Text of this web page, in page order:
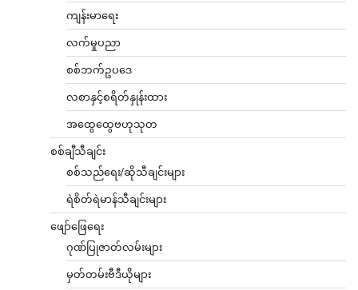
ကျန်းမာရေး
လက်မှုပညာ
စစ်ဘက်ဥပဒေ
လစာနှင့်စရိတ်နှုန်းထား
အထွေထွေဗဟုသုတ
စစ်ချီသီချင်း
စစ်သည်ရေး/ဆိုသီချင်းများ
ရဲစိတ်ရဲမာန်သီချင်းများ
ဖျော်ဖြေရေး
ဂုဏ်ပြုဇာတ်လမ်းများ
မှတ်တမ်းဗီဒီယိုများ